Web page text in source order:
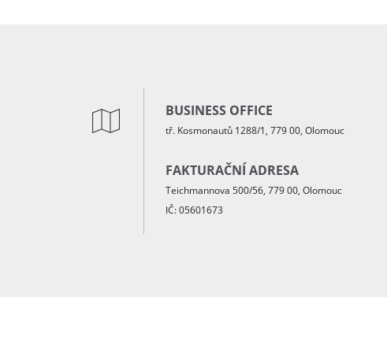
BUSINESS OFFICE
tř. Kosmonautů 1288/1, 779 00, Olomouc
FAKTURAČNÍ ADRESA
Teichmannova 500/56, 779 00, Olomouc
IČ: 05601673